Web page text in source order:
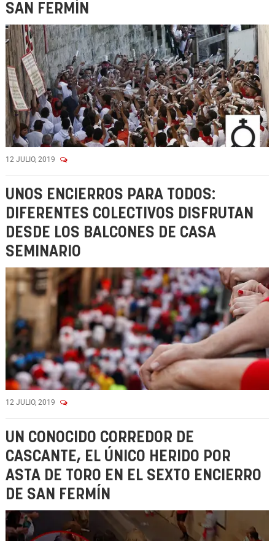
SAN FERMÍN
12 JULIO, 2019
UNOS ENCIERROS PARA TODOS:
DIFERENTES COLECTIVOS DISFRUTAN
DESDE LOS BALCONES DE CASA
SEMINARIO
12 JULIO, 2019
UN CONOCIDO CORREDOR DE
CASCANTE, EL ÚNICO HERIDO POR
ASTA DE TORO EN EL SEXTO ENCIERRO
DE SAN FERMÍN